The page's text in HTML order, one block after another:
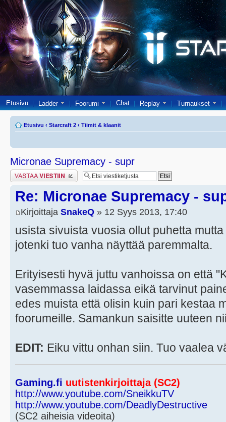
Etusivu Ladder Foorumi Chat Replay Turnaukset
Etusivu ‹ Starcraft 2 ‹ Tiimit & klaanit
Micronae Supremacy - supr
Lähetä vastaus
Re: Micronae Supremacy -
Kirjoittaja SnakeQ » 12 Syys 2013, 17:40
usista sivuista vuosia ollut puhetta
jotenki tuo vanha näyttää paremmalta.
Erityisesti hyvä juttu vanhoissa on että
vasemmassa laidassa eikä tarvinut
edes muista että olisin kuin pari kestaa
foorumeille. Samankun saisitte uuteen
EDIT: Eiku vittu onhan siin. Tuo vaalea
Gaming.fi uutistenkirjoittaja (SC2)
http://www.youtube.com/SneikkuTV
http://www.youtube.com/DeadlyDestructive
(SC2 aiheisia videoita)